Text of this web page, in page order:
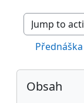
Jump to
Bloky
Preskočiť Obsah
Obsah